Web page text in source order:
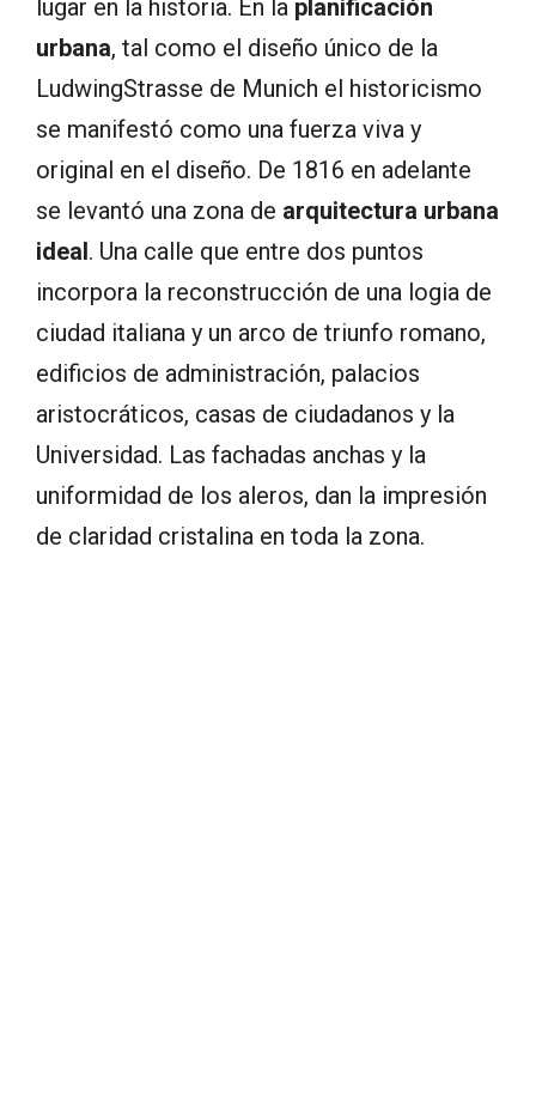
lugar en la historia. En la planificación
urbana, tal como el diseño único de la
LudwingStrasse de Munich el historicismo
se manifestó como una fuerza viva y
original en el diseño. De 1816 en adelante
se levantó una zona de arquitectura urbana
ideal. Una calle que entre dos puntos
incorpora la reconstrucción de una logia de
ciudad italiana y un arco de triunfo romano,
edificios de administración, palacios
aristocráticos, casas de ciudadanos y la
Universidad. Las fachadas anchas y la
uniformidad de los aleros, dan la impresión
de claridad cristalina en toda la zona.